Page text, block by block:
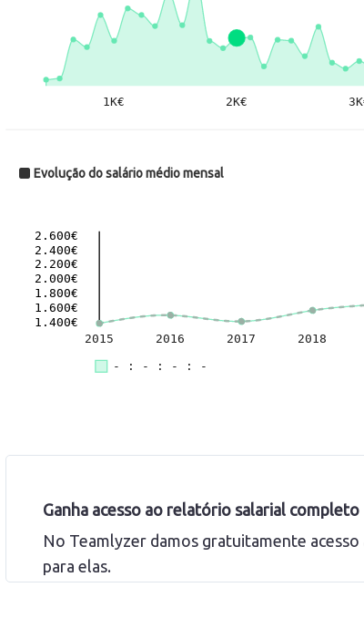
Evolução do salário médio mensal
Ganha acesso ao relatório salarial completo
No Teamlyzer damos gratuitamente
para elas.